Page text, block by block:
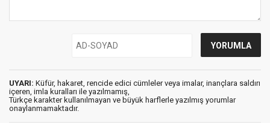
UYARI: Küfür, hakaret, rencide edici cümleler veya imalar, inançlara saldırı
içeren, imla kuralları ile yazılmamış,
Türkçe karakter kullanılmayan ve büyük harflerle yazılmış yorumlar
onaylanmamaktadır.